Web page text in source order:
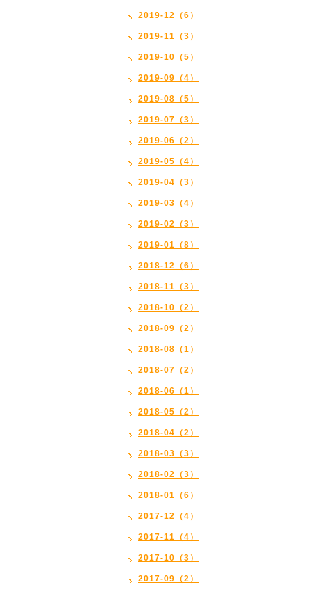
2019-12（6）
2019-11（3）
2019-10（5）
2019-09（4）
2019-08（5）
2019-07（3）
2019-06（2）
2019-05（4）
2019-04（3）
2019-03（4）
2019-02（3）
2019-01（8）
2018-12（6）
2018-11（3）
2018-10（2）
2018-09（2）
2018-08（1）
2018-07（2）
2018-06（1）
2018-05（2）
2018-04（2）
2018-03（3）
2018-02（3）
2018-01（6）
2017-12（4）
2017-11（4）
2017-10（3）
2017-09（2）